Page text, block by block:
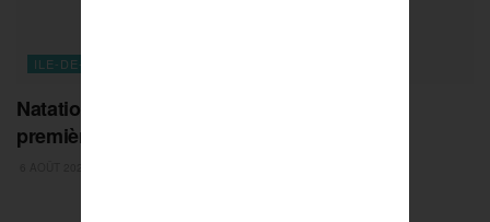
ILE-DE-FRANCE
Natation : Jules Bouyer offre à la France sa
première médaille !